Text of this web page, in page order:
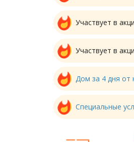
Участвует в
Участвует в
Дом за 4 дня от
Специальные